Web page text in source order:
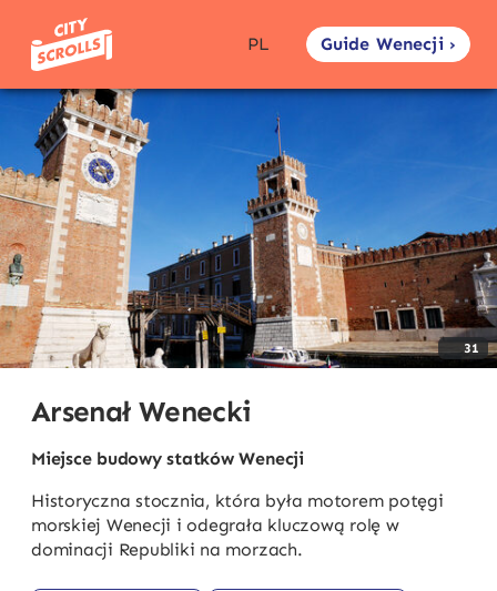
PL Guide Wenecji ›
31
Arsenał Wenecki
Miejsce budowy statków Wenecji
Historyczna stocznia, która była motorem potęgi
morskiej Wenecji i odegrała kluczową rolę w
dominacji Republiki na morzach.